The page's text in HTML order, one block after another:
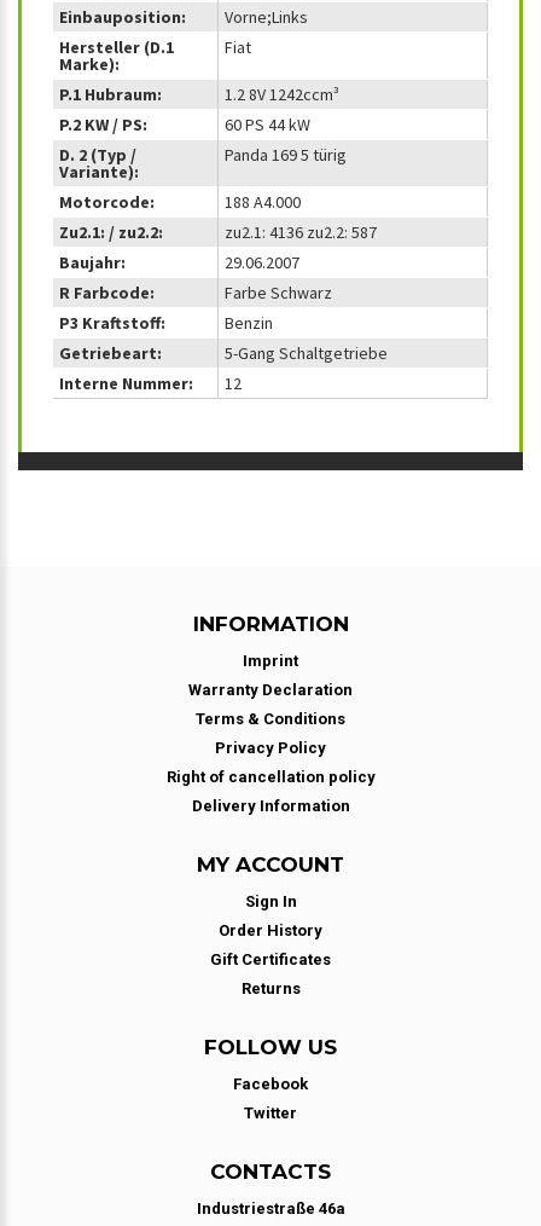
Einbauposition:
Vorne;Links
Hersteller (D.1
Marke):
Fiat
P.1 Hubraum:
1.2 8V 1242ccm³
P.2 KW / PS:
60 PS 44 kW
D. 2 (Typ /
Variante):
Panda 169 5 türig
Motorcode:
188 A4.000
Zu2.1: / zu2.2:
zu2.1: 4136 zu2.2: 587
Baujahr:
29.06.2007
R Farbcode:
Farbe Schwarz
P3 Kraftstoff:
Benzin
Getriebeart:
5-Gang Schaltgetriebe
Interne Nummer:
12
INFORMATION
Imprint
Warranty Declaration
Terms & Conditions
Privacy Policy
Right of cancellation policy
Delivery Information
MY ACCOUNT
Sign In
Order History
Gift Certificates
Returns
FOLLOW US
Facebook
Twitter
CONTACTS
Industriestraße 46a